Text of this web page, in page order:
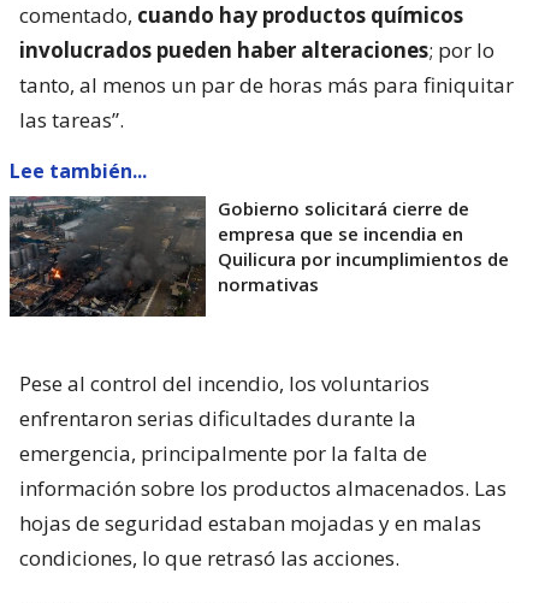
comentado, cuando hay productos químicos
involucrados pueden haber alteraciones; por lo
tanto, al menos un par de horas más para finiquitar
las tareas”.
Lee también...
Gobierno solicitará cierre de
empresa que se incendia en
Quilicura por incumplimientos de
normativas
Pese al control del incendio, los voluntarios
enfrentaron serias dificultades durante la
emergencia, principalmente por la falta de
información sobre los productos almacenados. Las
hojas de seguridad estaban mojadas y en malas
condiciones, lo que retrasó las acciones.